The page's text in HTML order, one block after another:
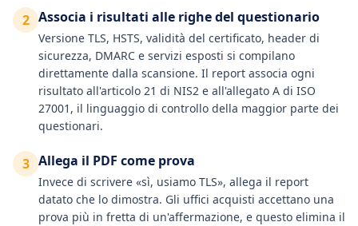
2 Associa i risultati alle righe del questionario
Versione TLS, HSTS, validità del certificato, header di
sicurezza, DMARC e servizi esposti si compilano
direttamente dalla scansione. Il report associa ogni
risultato all'articolo 21 di NIS2 e all'allegato A di ISO
27001, il linguaggio di controllo della maggior parte dei
questionari.
3 Allega il PDF come prova
Invece di scrivere «sì, usiamo TLS», allega il report
datato che lo dimostra. Gli uffici acquisti accettano una
prova più in fretta di un'affermazione, e questo elimina il